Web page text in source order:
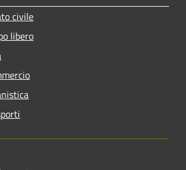
civile
libero